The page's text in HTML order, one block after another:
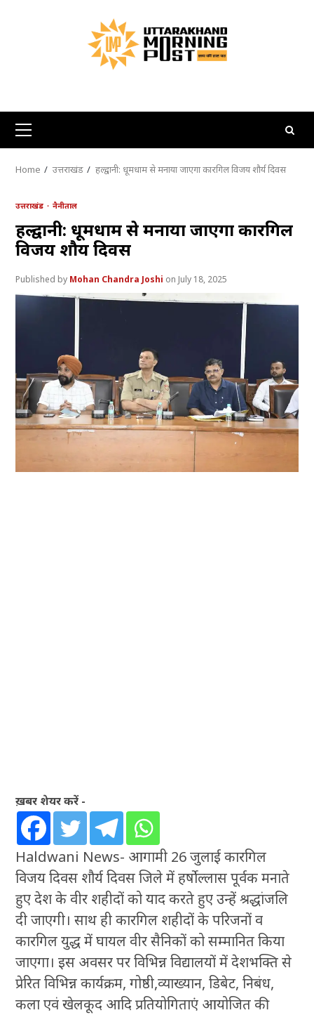
Primary
Menu
Home उत्तराखंड हल्द्वानी: धूमधाम से मनाया जाएगा कारगिल विजय शौर्य दिवस
उत्तराखंड नैनीताल
हल्द्वानी: धूमधाम से मनाया जाएगा कारगिल
विजय शौर्य दिवस
Mohan Chandra Joshi July 18, 2025
ख़बर शेयर करें -
Haldwani News- आगामी 26 जुलाई कारगिल
विजय दिवस शौर्य दिवस जिले में हर्षाेल्लास पूर्वक मनाते
हुए देश के वीर शहीदों को याद करते हुए उन्हें श्रद्धांजलि
दी जाएगी। साथ ही कारगिल शहीदों के परिजनों व
कारगिल युद्ध में घायल वीर सैनिकों को सम्मानित किया
जाएगा। इस अवसर पर विभिन्न विद्यालयों में देशभक्ति से
प्रेरित विभिन्न कार्यक्रम, गोष्ठी,व्याख्यान, डिबेट, निबंध,
कला एवं खेलकूद आदि प्रतियोगिताएं आयोजित की